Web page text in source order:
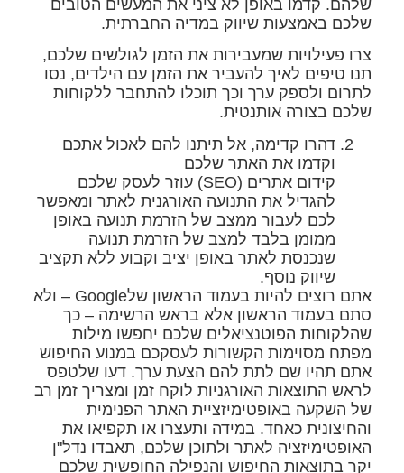
שלהם. קדמו באופן לא ציני את המעשים הטובים
שלכם באמצעות שיווק במדיה החברתית.
צרו פעילויות שמעבירות את הזמן לגולשים שלכם,
תנו טיפים לאיך להעביר את הזמן עם הילדים, נסו
לתרום ולספק ערך וכך תוכלו להתחבר ללקוחות
שלכם בצורה אותנטית.
דהרו קדימה, אל תיתנו להם לאכול אתכם
וקדמו את האתר שלכם
קידום אתרים (SEO) עוזר לעסק שלכם
להגדיל את התנועה האורגנית לאתר ומאפשר
לכם לעבור ממצב של הזרמת תנועה באופן
ממומן בלבד למצב של הזרמת תנועה
שנכנסת לאתר באופן יציב וקבוע ללא תקציב
שיווק נוסף.
אתם רוצים להיות בעמוד הראשון שלGoogle – ולא
סתם בעמוד הראשון אלא בראש הרשימה – כך
שהלקוחות הפוטנציאלים שלכם יחפשו מילות
מפתח מסוימות הקשורות לעסקכם במנוע החיפוש
אתם תהיו שם לתת להם הצעת ערך. דעו שלטפס
לראש התוצאות האורגניות לוקח זמן ומצריך זמן רב
של השקעה באופטימיזציית האתר הפנימית
והחיצונית כאחד. במידה ותעצרו או תקפיאו את
האופטימיזציה לאתר ולתוכן שלכם, תאבדו נדל"ן
יקר בתוצאות החיפוש והנפילה החופשית שלכם